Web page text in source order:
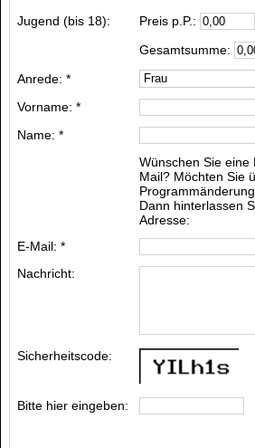
Jugend (bis 18): Preis p.P.:
Gesamtsumme:
Anrede: *
Vorname: *
Name: *
Wünschen Sie eine
Mail? Möchten Sie
Dann hinterlassen
Adresse:
E-Mail: *
Nachricht:
Sicherheitscode:
Bitte hier eingeben: